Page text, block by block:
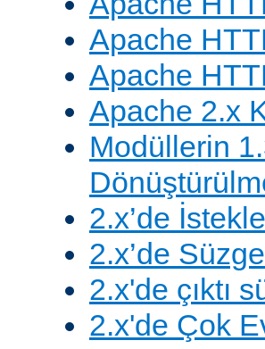
Apache
Apache
Apache 2.x
Modüllerin
2.x’de
2.x’de
2.x'de çıktı
2.x'de Çok